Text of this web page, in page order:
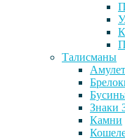
Талисманы
Знаки
Камни